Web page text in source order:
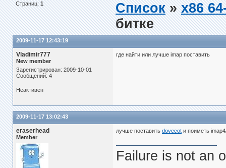
Страниц:1 Список»x86
битке
2009-11-17 12:43:19
Vladimir777
New member
Зарегистрирован: 2009-10-01
Сообщений: 4
где найти или лучше imap поставить
Неактивен
2009-11-17 13:02:43
eraserhead
Member
лучше поставить dovecot и поиметь
Failure is not an